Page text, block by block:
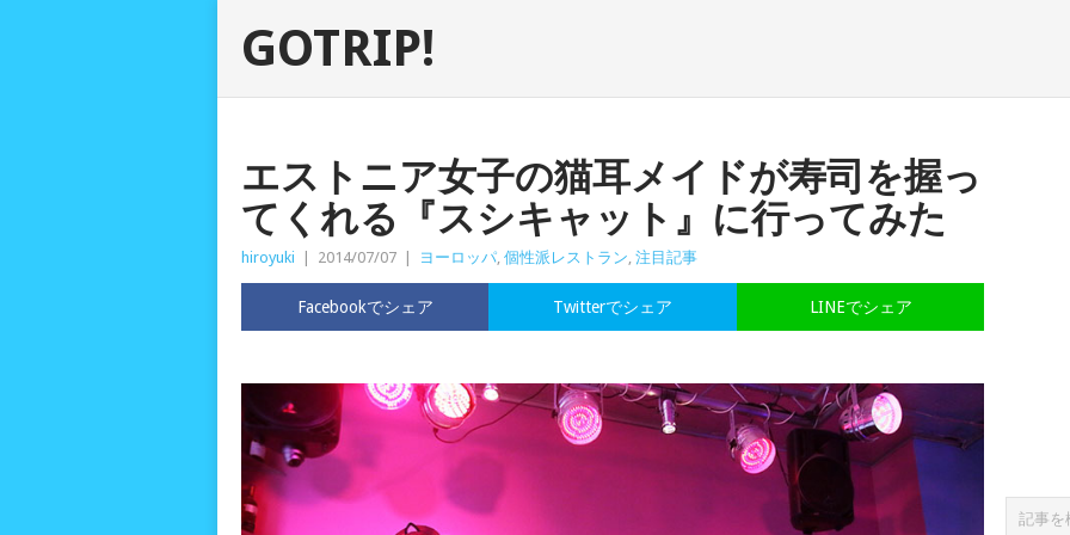
GOTRIP!
エストニア女子の猫耳メイドが寿司を握っ
てくれる『スシキャット』に行ってみた
hiroyuki 2014/07/07 ヨーロッパ, 個性派レストラン, 注目記事
Facebookでシェア LINEでシェア
Twitterでシェア